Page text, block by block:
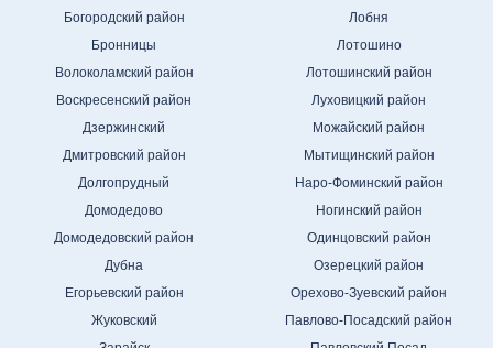
Богородский район
Бронницы
Волоколамский район
Воскресенский район
Дзержинский
Дмитровский район
Долгопрудный
Домодедово
Домодедовский район
Дубна
Егорьевский район
Жуковский
Лобня
Лотошино
Лотошинский район
Луховицкий район
Можайский район
Мытищинский район
Наро-Фоминский район
Ногинский район
Одинцовский район
Озерецкий район
Орехово-Зуевский район
Павлово-Посадский район